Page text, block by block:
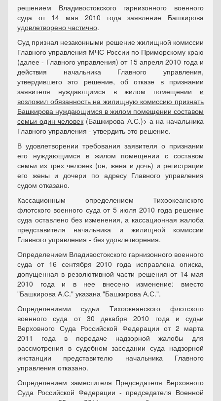
решением Владивостокского гарнизонного военного
суда от 14 мая 2010 года заявление Башкирова
удовлетворено частично.
Суд признал незаконными решение жилищной комиссии
Главного управления МЧС России по Приморскому краю
(далее - Главного управления) от 15 апреля 2010 года и
действия начальника Главного управления,
утвердившего это решение, об отказе в признании
заявителя нуждающимся в жилом помещении и
возложил обязанность на жилищную комиссию признать
Башкирова нуждающимся в жилом помещении составом
семьи один человек (Башкирова А.С.)> а на начальника
Главного управления - утвердить это решение.
В удовлетворении требования заявителя о признании
его нуждающимся в жилом помещении с составом
семьи из трех человек (он, жена и дочь) и регистрации
его жены и дочери по адресу Главного управления
судом отказано.
Кассационным определением Тихоокеанского
флотского военного суда от 5 июля 2010 года решение
суда оставлено без изменения, а кассационная жалоба
представителя начальника и жилищной комиссии
Главного управления - без удовлетворения.
Определением Владивостокского гарнизонного военного
суда от 16 сентября 2010 года исправлена описка,
допущенная в резолютивной части решения от 14 мая
2010 года и в нее внесено изменение: вместо
"Башкирова А.С." указана "Башкирова А.С.".
Определениями судьи Тихоокеанского флотского
военного суда от 30 декабря 2010 года и судьи
Верховного Суда Российской Федерации от 2 марта
2011 года в передаче надзорной жалобы для
рассмотрения в судебном заседании суда надзорной
инстанции представителю начальника Главного
управления отказано.
Определением заместителя Председателя Верховного
Суда Российской Федерации - председателя Военной